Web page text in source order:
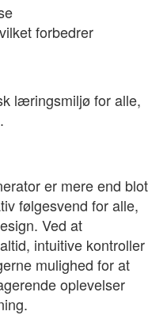
forbedrer
læringsmiljø for alle,
er mere end blot
følgesvend for alle,
Ved at
intuitive kontroller
mulighed for at
oplevelser